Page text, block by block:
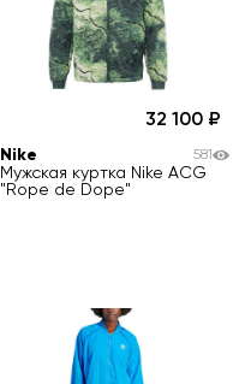
32 100
Nike
Мужская куртка Nike ACG
"Rope de Dope"
581